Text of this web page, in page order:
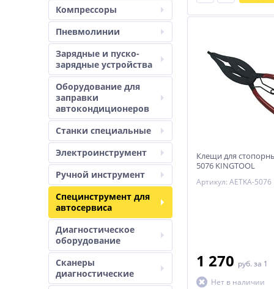
Компрессоры
Пневмолинии
Зарядные и пуско-
зарядные устройства
Оборудование для
заправки
автокондиционеров
Станки специальные
Электроинструмент
Ручной инструмент
Специнструмент для
автосервиса
Диагностическое
оборудование
Сканеры
диагностические
Клещи для
5076 KINGTOOL
Артикул: AETKA-5076
1 270 руб. за 1
Нет в наличии